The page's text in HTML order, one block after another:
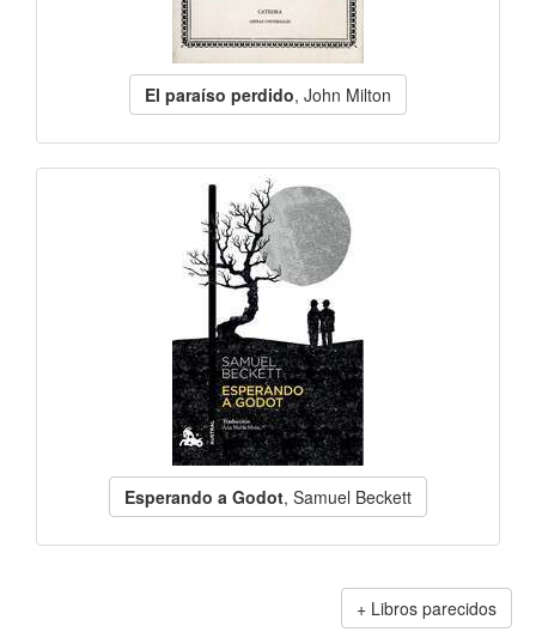
El paraíso perdido, John Milton
Esperando a Godot, Samuel Beckett
Libros parecidos